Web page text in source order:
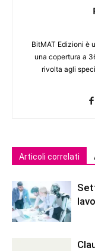
BitMAT Edizioni è
una copertura a
rivolta agli
Articoli correlati